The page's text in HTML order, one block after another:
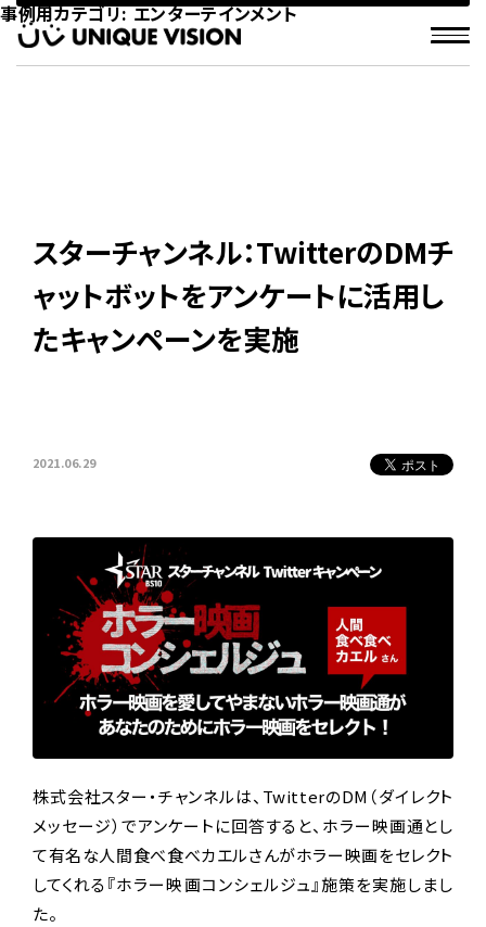
事例用カテゴリ:エンターテインメント
スターチャンネル：TwitterのDMチ
ャットボットをアンケートに活用し
たキャンペーンを実施
2021.06.29
株式会社スター・チャンネルは、TwitterのDM（ダイレクト
メッセージ）でアンケートに回答すると、ホラー映画通とし
て有名な人間食べ食べカエルさんがホラー映画をセレクト
してくれる『ホラー映画コンシェルジュ』施策を実施しまし
た。